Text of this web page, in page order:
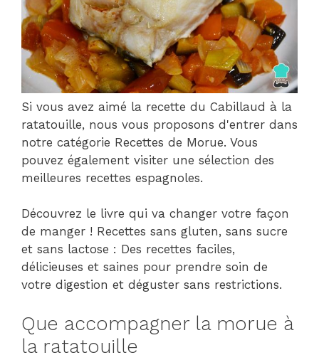
Si vous avez aimé la recette du Cabillaud à la
ratatouille, nous vous proposons d'entrer dans
notre catégorie Recettes de Morue. Vous
pouvez également visiter une sélection des
meilleures recettes espagnoles.
Découvrez le livre qui va changer votre façon
de manger ! Recettes sans gluten, sans sucre
et sans lactose : Des recettes faciles,
délicieuses et saines pour prendre soin de
votre digestion et déguster sans restrictions.
Que accompagner la morue à
la ratatouille